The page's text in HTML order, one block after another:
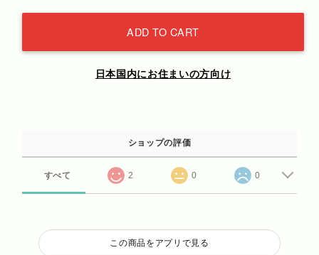
ADD TO CART
日本国内にお住まいの方向け
ショップの評価
すべて 2 0 0
この商品をアプリで見る